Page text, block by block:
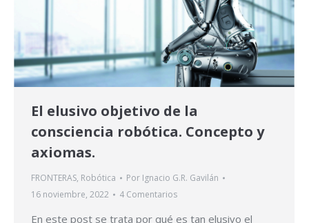
El elusivo objetivo de la
consciencia robótica. Concepto y
axiomas.
FRONTERAS, Robótica Por Ignacio G.R. Gavilán
16 noviembre, 2022
4 Comentarios
En este post se trata por qué es tan elusivo el